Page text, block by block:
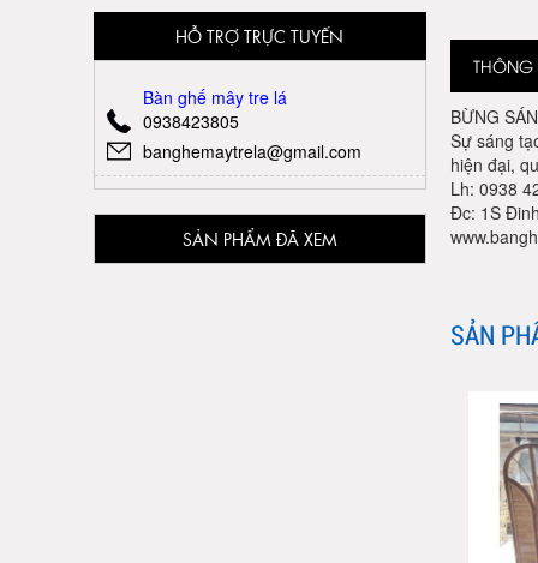
HỖ TRỢ TRỰC TUYẾN
Bàn ghế mây tre lá
0938423805
banghemaytrela@gmail.com
SẢN PHẨM ĐÃ XEM
THÔNG
BỪNG
Sự sáng
hiện đại,
Lh: 0938
Đc: 1S
SẢN